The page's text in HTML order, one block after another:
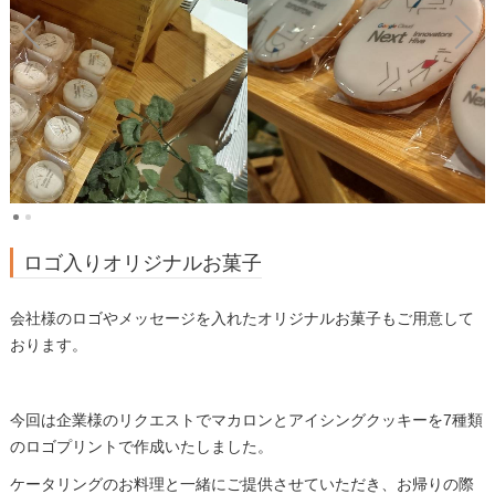
ロゴ入りオリジナルお菓子
会社様のロゴやメッセージを入れたオリジナルお菓子もご用意して
おります。
今回は企業様のリクエストでマカロンとアイシングクッキーを7種類
のロゴプリントで作成いたしました。
ケータリングのお料理と一緒にご提供させていただき、お帰りの際